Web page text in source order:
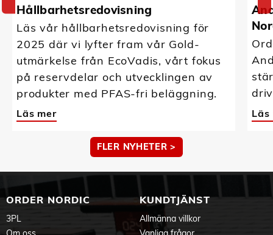
Hållbarhetsredovisning
Läs vår hållbarhetsredovisning för
2025 där vi lyfter fram vår Gold-
utmärkelse från EcoVadis, vårt fokus
på reservdelar och utvecklingen av
produkter med PFAS-fri beläggning.
Läs mer Läs
FLER NYHETER >
ORDER NORDIC
3PL
KUNDTJÄNST
Allmänna villkor